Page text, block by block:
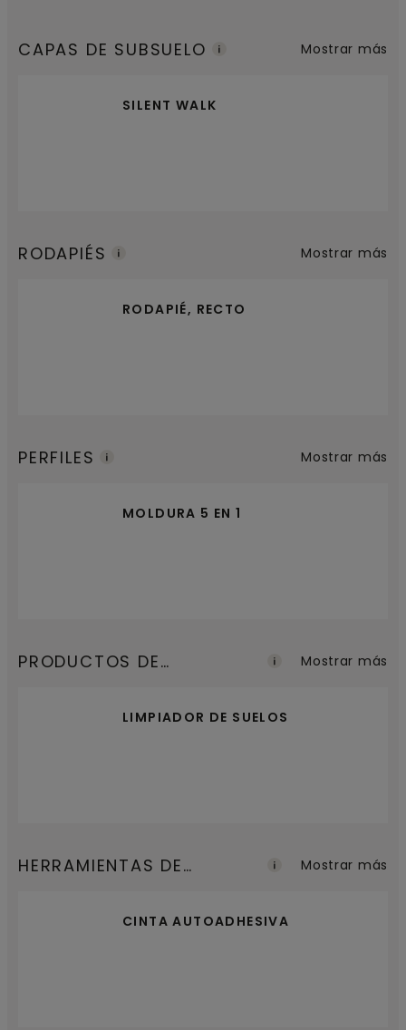
CAPAS DE SUBSUELO
SILENT WALK
Mostrar más
RODAPIÉS
RODAPIÉ, RECTO
Mostrar más
PERFILES
MOLDURA 5 EN 1
Mostrar más
PRODUCTOS DE
LIMPIADOR DE SUELOS
Mostrar más
HERRAMIENTAS DE
CINTA AUTOADHESIVA
Mostrar más